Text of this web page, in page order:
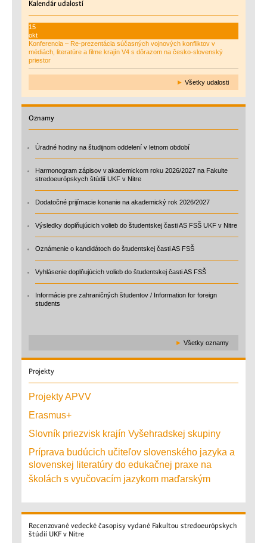
Kalendárudalostí
15
okt
Konferencia – Re-prezentácia súčasných vojnových konfliktov v
médiách, literatúre a filme krajín V4 s dôrazom na česko-slovenský
priestor
► Všetky udalosti
Oznamy
Úradné hodiny na študijnom oddelení v letnom období
Harmonogram zápisov v akademickom roku 2026/2027 na Fakulte
stredoeurópskych štúdií UKF v Nitre
Dodatočné prijímacie konanie na akademický rok 2026/2027
Výsledky doplňujúcich volieb do študentskej časti AS FSŠ UKF v Nitre
Oznámenie o kandidátoch do študentskej časti AS FSŠ
Vyhlásenie doplňujúcich volieb do študentskej časti AS FSŠ
Informácie pre zahraničných študentov / Information for foreign
students
► Všetky oznamy
Projekty
Projekty APVV
Erasmus+
Slovník priezvisk krajín Vyšehradskej skupiny
Príprava budúcich učiteľov slovenského jazyka a
slovenskej literatúry do edukačnej praxe na
školách s vyučovacím jazykom maďarským
Recenzované vedecké časopisy vydané Fakultou stredoeurópskych
štúdií UKF v Nitre